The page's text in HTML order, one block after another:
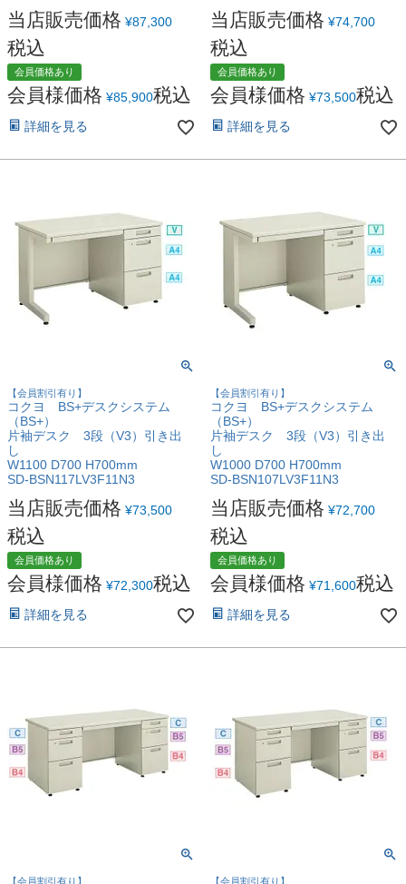
当店販売価格 ¥87,300
税込
会員価格あり
会員様価格 ¥85,900税込
詳細を見る
当店販売価格 ¥74,700
税込
会員価格あり
会員様価格 ¥73,500税込
詳細を見る
【会員割引有り】
コクヨ BS+デスクシステム
（BS+）
片袖デスク 3段（V3）引き出
し
W1100 D700 H700mm
SD-BSN117LV3F11N3
当店販売価格 ¥73,500
税込
会員価格あり
会員様価格 ¥72,300税込
詳細を見る
【会員割引有り】
コクヨ BS+デスクシステム
（BS+）
片袖デスク 3段（V3）引き出
し
W1000 D700 H700mm
SD-BSN107LV3F11N3
当店販売価格 ¥72,700
税込
会員価格あり
会員様価格 ¥71,600税込
詳細を見る
【会員割引有り】 【会員割引有り】